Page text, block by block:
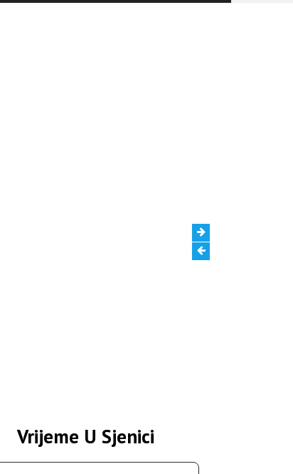
Vrijeme U Sjenici